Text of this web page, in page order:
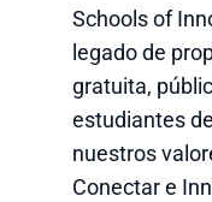
Schools of
legado de
gratuita,
estudiantes
nuestros
Conectar e